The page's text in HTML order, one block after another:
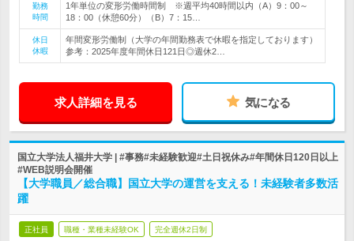
勤務
時間
1年単位の変形労働時間制 ※週平均40時間以内（A）9：00～
18：00（休憩60分）（B）7：15…
休日
休暇
年間変形労働制（大学の年間勤務表で休暇を指定しております）
参考：2025年度年間休日121日◎週休2…
求人詳細を見る 気になる
国立大学法人福井大学 | #事務#未経験歓迎#土日祝休み#年間休日120日以上
#WEB説明会開催
【大学職員／総合職】国立大学の運営を支える！未経験者多数活
躍
正社員 職種・業種未経験OK 完全週休2日制